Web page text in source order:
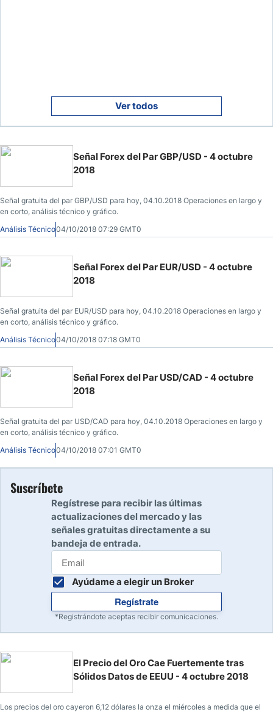
Ver todos
Señal Forex del Par GBP/USD - 4 octubre
2018
Señal gratuita del par GBP/USD para hoy, 04.10.2018 Operaciones en largo y
en corto, análisis técnico y gráfico.
Análisis Técnico04/10/2018 07:29 GMT0
Señal Forex del Par EUR/USD - 4 octubre
2018
Señal gratuita del par EUR/USD para hoy, 04.10.2018 Operaciones en largo y
en corto, análisis técnico y gráfico.
Análisis Técnico04/10/2018 07:18 GMT0
Señal Forex del Par USD/CAD - 4 octubre
2018
Señal gratuita del par USD/CAD para hoy, 04.10.2018 Operaciones en largo y
en corto, análisis técnico y gráfico.
Análisis Técnico04/10/2018 07:01 GMT0
Suscríbete
Regístrese para recibir las últimas
actualizaciones del mercado y las
señales gratuitas directamente a su
bandeja de entrada.
Ayúdame a elegir un Broker
Regístrate
*Registrándote aceptas recibir comunicaciones.
El Precio del Oro Cae Fuertemente tras
Sólidos Datos de EEUU - 4 octubre 2018
Los precios del oro cayeron 6,12 dólares la onza el miércoles a medida que el